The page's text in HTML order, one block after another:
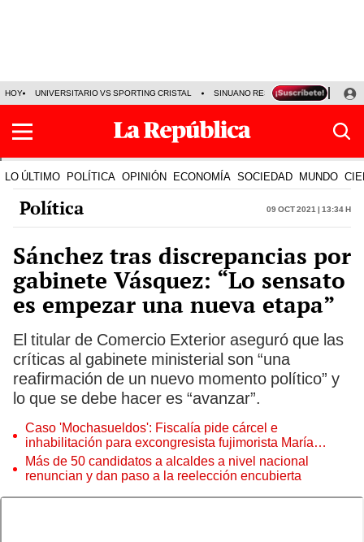
HOY UNIVERSITARIO VS SPORTING CRISTAL SINUANO RESULTADOS HOY
LO ÚLTIMO POLÍTICA OPINIÓN ECONOMÍA SOCIEDAD MUNDO
Política 09 Oct 2021 | 13:34 h
Sánchez tras discrepancias por
gabinete Vásquez: “Lo sensato
es empezar una nueva etapa”
El titular de Comercio Exterior aseguró que las
críticas al gabinete ministerial son “una
reafirmación de un nuevo momento político” y
lo que se debe hacer es “avanzar”.
Caso 'Mochasueldos': Fiscalía pide cárcel e
inhabilitación para excongresista fujimorista María
Cordero Jon Tay
Más de 50 candidatos a alcaldes a nivel nacional
renuncian y dan paso a la reelección encubierta